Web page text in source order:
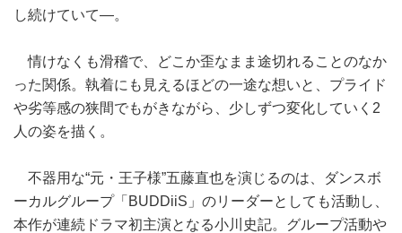
し続けていて―。
情けなくも滑稽で、どこか歪なまま途切れることのなか
った関係。執着にも見えるほどの一途な想いと、プライド
や劣等感の狭間でもがきながら、少しずつ変化していく2
人の姿を描く。
不器用な“元・王子様”五藤直也を演じるのは、ダンスボ
ーカルグループ「BUDDiiS」のリーダーとしても活動し、
本作が連続ドラマ初主演となる小川史記。グループ活動や